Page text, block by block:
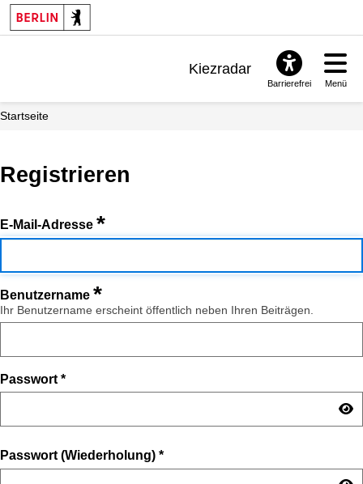
Kiezradar
Barrierefrei Menü
Startseite
Registrieren
E-Mail-Adresse *
Benutzername *
Ihr Benutzername erscheint öffentlich neben Ihren Beiträgen.
Passwort *
Passwort (Wiederholung) *